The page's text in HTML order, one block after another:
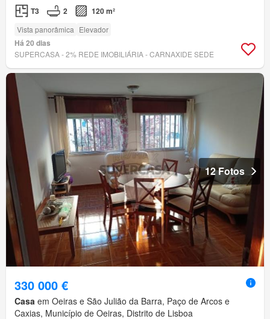
T3 2 120 m²
Vista panorâmica Elevador
Há 20 dias
SUPERCASA - 2% REDE IMOBILIÁRIA - CARNAXIDE SEDE
12 Fotos
330 000 €
Casa em Oeiras e São Julião da Barra, Paço de Arcos e
Caxias, Município de Oeiras, Distrito de Lisboa